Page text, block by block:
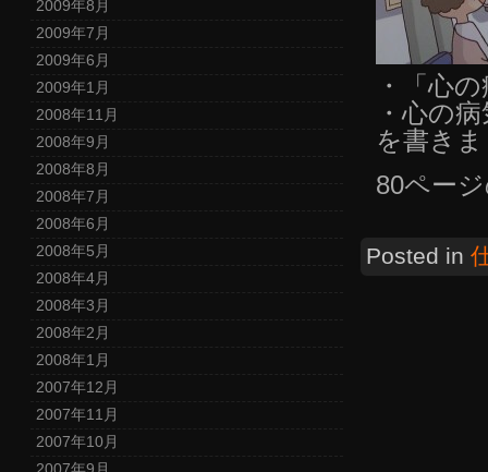
2009年8月
2009年7月
2009年6月
2009年1月
2008年11月
2008年9月
2008年8月
2008年7月
2008年6月
2008年5月
2008年4月
2008年3月
2008年2月
2008年1月
2007年12月
2007年11月
2007年10月
・「心
・心の
を書き
80ペー
Posted in